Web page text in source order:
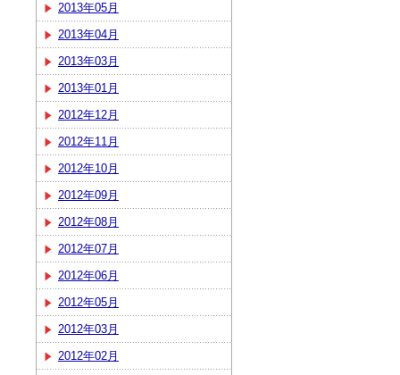
2013年05月
2013年04月
2013年03月
2013年01月
2012年12月
2012年11月
2012年10月
2012年09月
2012年08月
2012年07月
2012年06月
2012年05月
2012年03月
2012年02月